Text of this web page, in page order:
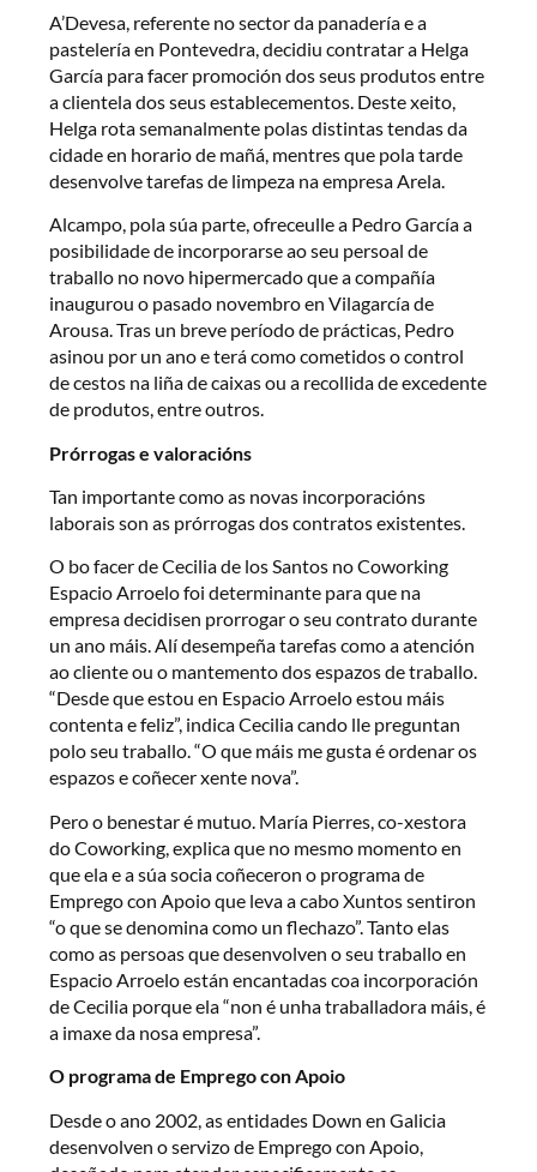
A’Devesa, referente no sector da panadería e a
pastelería en Pontevedra, decidiu contratar a Helga
García para facer promoción dos seus produtos entre
a clientela dos seus establecementos. Deste xeito,
Helga rota semanalmente polas distintas tendas da
cidade en horario de mañá, mentres que pola tarde
desenvolve tarefas de limpeza na empresa Arela.
Alcampo, pola súa parte, ofreceulle a Pedro García a
posibilidade de incorporarse ao seu persoal de
traballo no novo hipermercado que a compañía
inaugurou o pasado novembro en Vilagarcía de
Arousa. Tras un breve período de prácticas, Pedro
asinou por un ano e terá como cometidos o control
de cestos na liña de caixas ou a recollida de excedente
de produtos, entre outros.
Prórrogas e valoracións
Tan importante como as novas incorporacións
laborais son as prórrogas dos contratos existentes.
O bo facer de Cecilia de los Santos no Coworking
Espacio Arroelo foi determinante para que na
empresa decidisen prorrogar o seu contrato durante
un ano máis. Alí desempeña tarefas como a atención
ao cliente ou o mantemento dos espazos de traballo.
“Desde que estou en Espacio Arroelo estou máis
contenta e feliz”, indica Cecilia cando lle preguntan
polo seu traballo. “O que máis me gusta é ordenar os
espazos e coñecer xente nova”.
Pero o benestar é mutuo. María Pierres, co-xestora
do Coworking, explica que no mesmo momento en
que ela e a súa socia coñeceron o programa de
Emprego con Apoio que leva a cabo Xuntos sentiron
“o que se denomina como un flechazo”. Tanto elas
como as persoas que desenvolven o seu traballo en
Espacio Arroelo están encantadas coa incorporación
de Cecilia porque ela “non é unha traballadora máis, é
a imaxe da nosa empresa”.
O programa de Emprego con Apoio
Desde o ano 2002, as entidades Down en Galicia
desenvolven o servizo de Emprego con Apoio,